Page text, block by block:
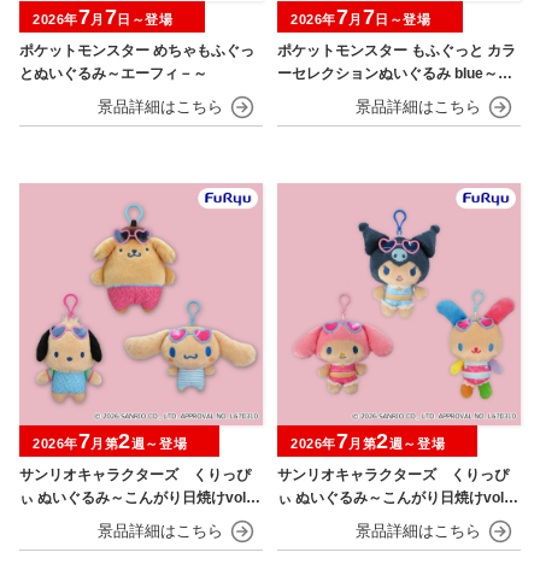
ポケットモンスター めちゃもふぐっ
とぬいぐるみ～エーフィ－～
2026年7月 7日～登場
ポケットモンスター もふぐっと カラ
ーセレクションぬいぐるみ blue～カ
イオーガ・ポッチャマ～
2026年7月 7日～登場
サンリオキャラクターズ くりっぴ
ぃ ぬいぐるみ～こんがり日焼けvol.1
2026年7月第2週～登場
サンリオキャラクターズ くりっぴ
ぃ ぬいぐるみ～こんがり日焼けvol.2
2026年7月第2週～登場